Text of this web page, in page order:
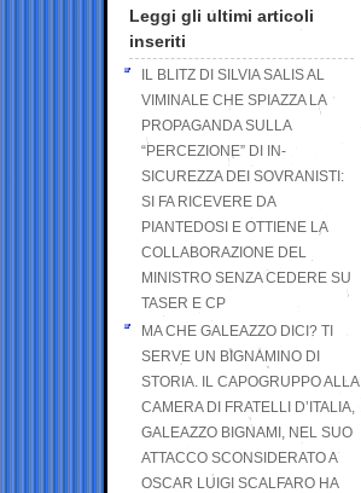
Leggi gli ultimi articoli
inseriti
IL BLITZ DI SILVIA SALIS AL
VIMINALE CHE SPIAZZA LA
PROPAGANDA SULLA
“PERCEZIONE” DI IN-
SICUREZZA DEI SOVRANISTI:
SI FA RICEVERE DA
PIANTEDOSI E OTTIENE LA
COLLABORAZIONE DEL
MINISTRO SENZA CEDERE SU
TASER E CP
MA CHE GALEAZZO DICI? TI
SERVE UN BIGNAMINO DI
STORIA. IL CAPOGRUPPO ALLA
CAMERA DI FRATELLI D’ITALIA,
GALEAZZO BIGNAMI, NEL SUO
ATTACCO SCONSIDERATO A
OSCAR LUIGI SCALFARO HA